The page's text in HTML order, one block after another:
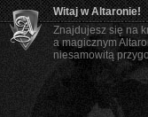
Witaj w Altaronie!
Znajdujesz się na
a magicznym
niesamowitą